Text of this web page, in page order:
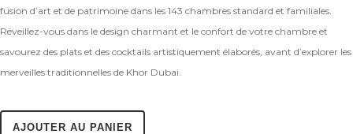
fusion d’art et de patrimoine dans les 143 chambres standard et familiales.
Réveillez-vous dans le design charmant et le confort de votre chambre et
savourez des plats et des cocktails artistiquement élaborés, avant d’explorer les
merveilles traditionnelles de Khor Dubai.
AJOUTER AU PANIER